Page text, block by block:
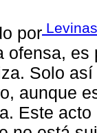
por
ofensa,
Solo
aunque
Este